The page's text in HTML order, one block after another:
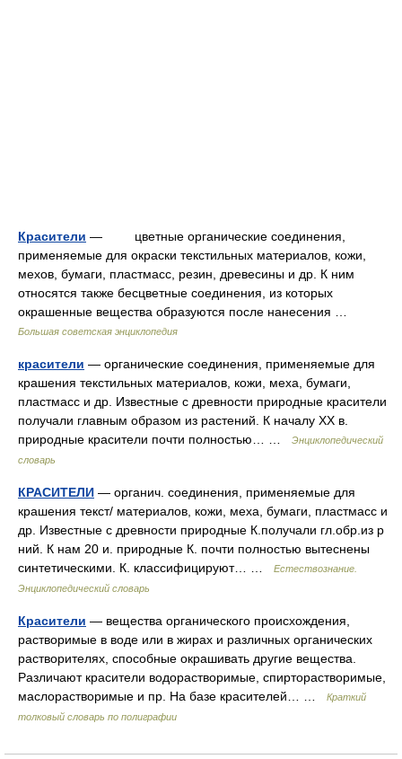
Красители — цветные органические соединения,
применяемые для окраски текстильных материалов, кожи,
мехов, бумаги, пластмасс, резин, древесины и др. К ним
относятся также бесцветные соединения, из которых
окрашенные вещества образуются после нанесения …
Большая советская энциклопедия
красители — органические соединения, применяемые для
крашения текстильных материалов, кожи, меха, бумаги,
пластмасс и др. Известные с древности природные красители
получали главным образом из растений. К началу XX в.
природные красители почти полностью… …
Энциклопедический
словарь
КРАСИТЕЛИ — органич. соединения, применяемые для
крашения текст/ материалов, кожи, меха, бумаги, пластмасс и
др. Известные с древности природные К.получали гл.обр.из р
ний. К нам 20 и. природные К. почти полностью вытеснены
синтетическими. К. классифицируют… …
Естествознание.
Энциклопедический словарь
Красители — вещества органического происхождения,
растворимые в воде или в жирах и различных органических
растворителях, способные окрашивать другие вещества.
Различают красители водорастворимые, спирторастворимые,
маслорастворимые и пр. На базе красителей… …
Краткий
толковый словарь по полиграфии